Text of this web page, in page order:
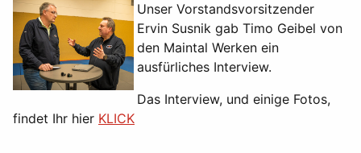
Unser Vorstandsvorsitzender
Ervin Susnik gab Timo Geibel von
den Maintal Werken ein
ausfürliches Interview.
Das Interview, und einige Fotos,
findet Ihr hier KLICK